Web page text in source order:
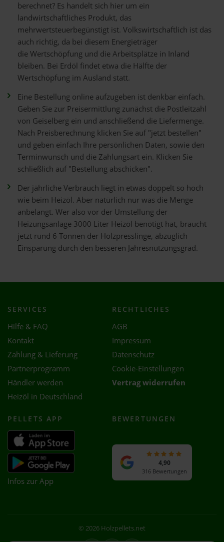
berechnet? Es handelt sich hier um ein
landwirtschaftliches Produkt, das
mehrwertsteuerbegünstigt ist. Volkswirtschaftlich ist das
auch richtig, da bei diesem Energieträger
die Wertschöpfung und die Arbeitsplätze in Inland
bleiben. Bei Erdöl findet etwa die Hälfte der
Wertschöpfung im Ausland statt.
Eine Bestellung online aufzugeben ist denkbar einfach.
Geben Sie zur Preisermittlung zunächst die Postleitzahl
von Geiselberg ein und anschließend die Liefermenge.
Nach Preisberechnung klicken Sie auf "jetzt bestellen"
und geben einfach Ihre persönlichen Daten, sowie den
Terminwunsch und die Zahlungsart ein. Klicken Sie
schließlich auf "Bestellung abschicken".
Der jährliche Verbrauch liegt in etwas doppelt so hoch
wie beim Heizöl. Aber natürlich nur was die Menge
anbelangt. Wer also vor der Umstellung der
Heizungsanlage 3000 Liter Heizöl benötigt hat, braucht
jetzt rund 6 Tonnen der Holzpresslinge, abzüglich
Einsparung durch den besseren Jahresnutzungsgrad.
SERVICES
Hilfe & FAQ
Kontakt
Zahlung & Lieferung
Partnerprogramm
Händler werden
Heizöl in Deutschland
RECHTLICHES
AGB
Impressum
Datenschutz
Cookie-Einstellungen
Vertrag widerrufen
PELLETS APP
Infos zur App
BEWERTUNGEN
4,90
316 Bewertungen
© 2026 Holzpellets.net